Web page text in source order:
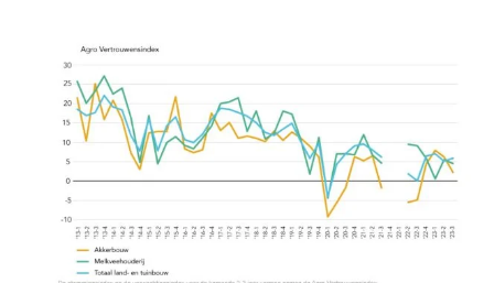
Platteland en omgeving
Mens, ondernemerschap en onderwijs
Internationaal
Sectoren
Dier
Biologische Landbouw
Plant